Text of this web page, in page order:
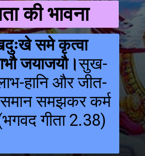
की भावना
समे कृत्वा
जयाजयौ।सुख-
हानि और जीत-
समान समझकर कर्म
गीता 2.38)